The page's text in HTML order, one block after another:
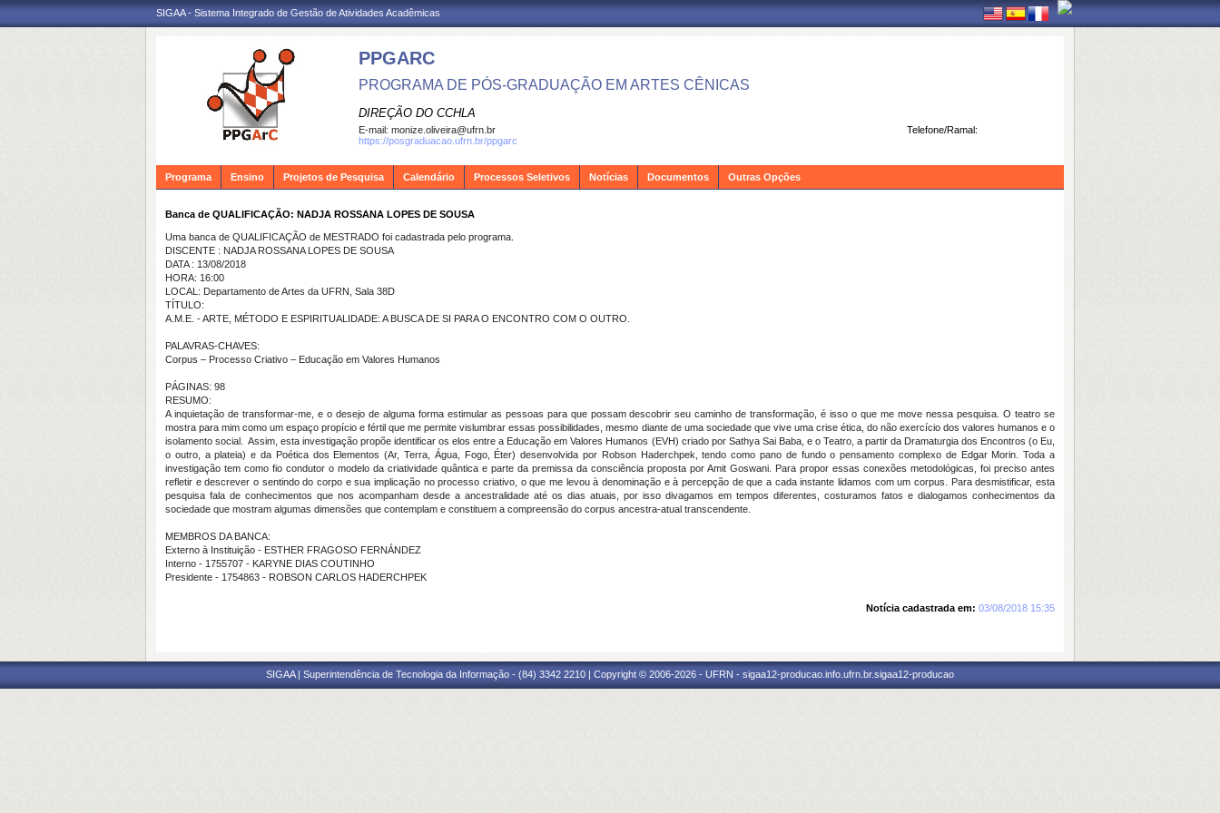
SIGAA - Sistema Integrado de Gestão de Atividades Acadêmicas
PPGARC
PROGRAMA DE PÓS-GRADUAÇÃO EM ARTES CÊNICAS
DIREÇÃO DO CCHLA
Telefone/Ramal:
E-mail: monize.oliveira@ufrn.br
https://posgraduacao.ufrn.br/ppgarc
Programa Ensino Projetos de Pesquisa Calendário Processos Seletivos Notícias Documentos Outras Opções
Banca de QUALIFICAÇÃO: NADJA ROSSANA LOPES DE SOUSA
Uma banca de QUALIFICAÇÃO de MESTRADO foi cadastrada pelo programa.
DISCENTE : NADJA ROSSANA LOPES DE SOUSA
DATA : 13/08/2018
HORA: 16:00
LOCAL: Departamento de Artes da UFRN, Sala 38D
TÍTULO:
A.M.E. - ARTE, MÉTODO E ESPIRITUALIDADE: A BUSCA DE SI PARA O ENCONTRO COM O OUTRO.
PALAVRAS-CHAVES:
Corpus – Processo Criativo – Educação em Valores Humanos
PÁGINAS: 98
RESUMO:
A inquietação de transformar-me, e o desejo de alguma forma estimular as pessoas para que possam descobrir seu caminho de transformação, é isso o que me move nessa pesquisa. O teatro se
mostra para mim como um espaço propício e fértil que me permite vislumbrar essas possibilidades, mesmo diante de uma sociedade que vive uma crise ética, do não exercício dos valores humanos e o
isolamento social. Assim, esta investigação propõe identificar os elos entre a Educação em Valores Humanos (EVH) criado por Sathya Sai Baba, e o Teatro, a partir da Dramaturgia dos Encontros (o Eu,
o outro, a plateia) e da Poética dos Elementos (Ar, Terra, Água, Fogo, Éter) desenvolvida por Robson Haderchpek, tendo como pano de fundo o pensamento complexo de Edgar Morin. Toda a
investigação tem como fio condutor o modelo da criatividade quântica e parte da premissa da consciência proposta por Amit Goswani. Para propor essas conexões metodológicas, foi preciso antes
refletir e descrever o sentindo do corpo e sua implicação no processo criativo, o que me levou à denominação e à percepção de que a cada instante lidamos com um corpus. Para desmistificar, esta
pesquisa fala de conhecimentos que nos acompanham desde a ancestralidade até os dias atuais, por isso divagamos em tempos diferentes, costuramos fatos e dialogamos conhecimentos da
sociedade que mostram algumas dimensões que contemplam e constituem a compreensão do corpus ancestra-atual transcendente.
MEMBROS DA BANCA:
Externo à Instituição - ESTHER FRAGOSO FERNÁNDEZ
Interno - 1755707 - KARYNE DIAS COUTINHO
Presidente - 1754863 - ROBSON CARLOS HADERCHPEK
Notícia cadastrada em: 03/08/2018 15:35
SIGAA | Superintendência de Tecnologia da Informação - (84) 3342 2210 | Copyright © 2006-2026 - UFRN - sigaa12-producao.info.ufrn.br.sigaa12-producao